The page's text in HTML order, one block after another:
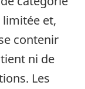
limitée et,
contenir
ni de
Les